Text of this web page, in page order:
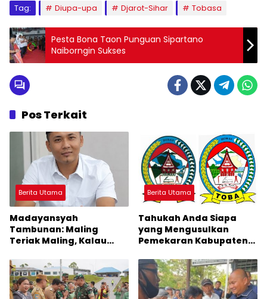
Tag: Diupa-upa Djarot-Sihar Tobasa
Pesta Bona Taon Punguan Sipartano
Naiborngin Sukses
Pos Terkait
Berita Utama
Madayansyah
Tambunan: Maling
Teriak Maling, Kalau
Mengapa Harus Takut?
Berita Utama
Tahukah Anda Siapa
yang Mengusulkan
Pemekaran Kabupaten
Menjadi Kabupaten
Toba?